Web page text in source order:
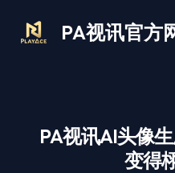
PA视讯官方
PA视讯AI头像
变得